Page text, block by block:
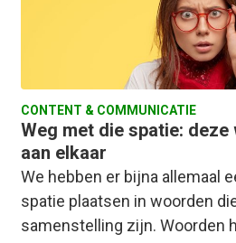
CONTENT & COMMUNICATIE
Weg met die spatie:
aan elkaar
We hebben er bijna allemaal
spatie plaatsen in woorden
samenstelling zijn. Woorden